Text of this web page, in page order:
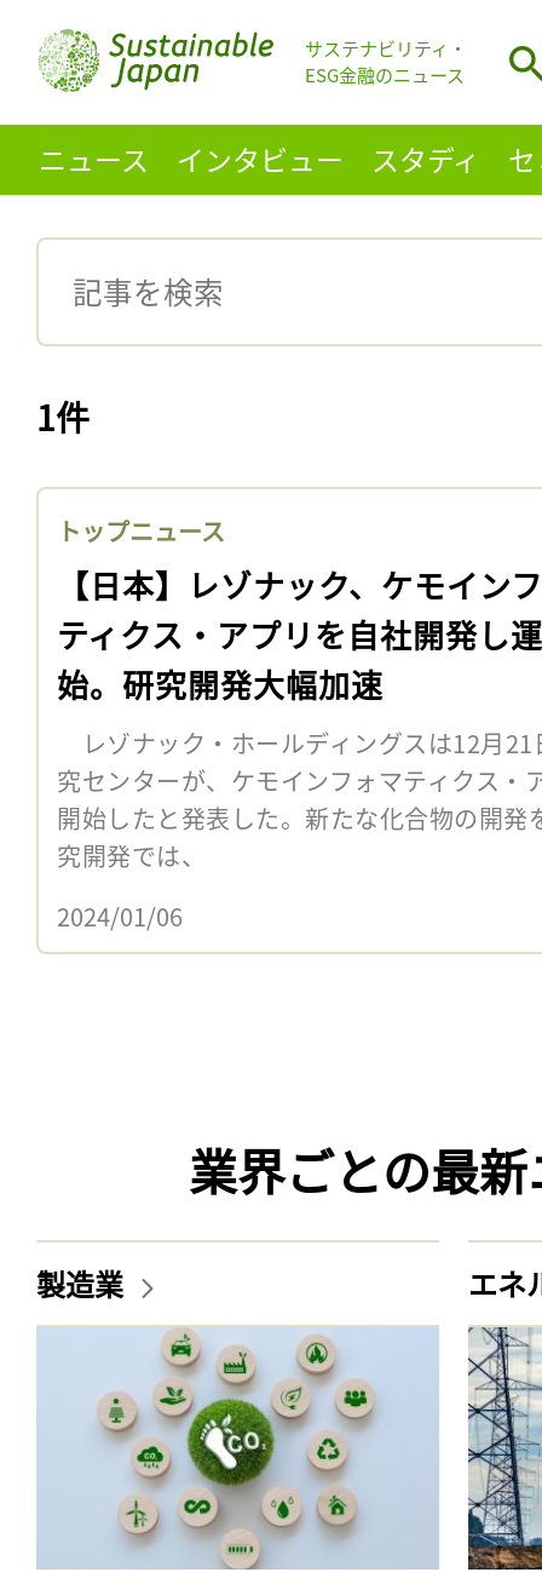
サステナビリティ・
ESG金融のニュース
ニュース インタビュー スタディ
1件
トップニュース
【日本】レゾナック、ケモイン
ティクス・アプリを自社開発し
始。研究開発大幅加速
レゾナック・ホールディングスは12月
究センターが、ケモインフォマティクス・
開始したと発表した。新たな化合物の開
究開発では、
2024/01/06
業界ごとの最
製造業 エネ